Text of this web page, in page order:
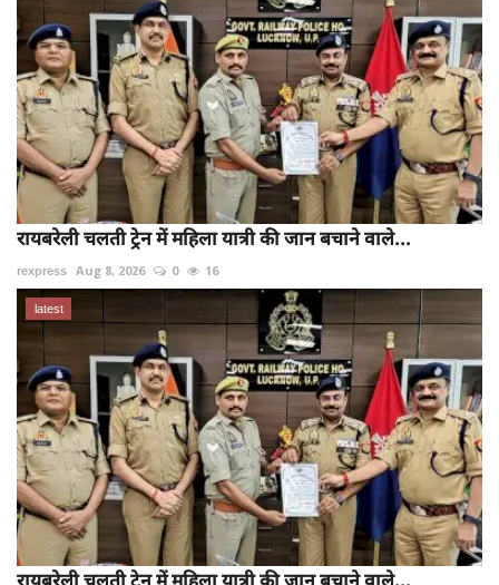
रायबरेली चलती ट्रेन में महिला यात्री की जान बचाने वाले...
rexpress Aug 8, 2026 0 16
latest
रायबरेली चलती ट्रेन में महिला यात्री की जान बचाने वाले...